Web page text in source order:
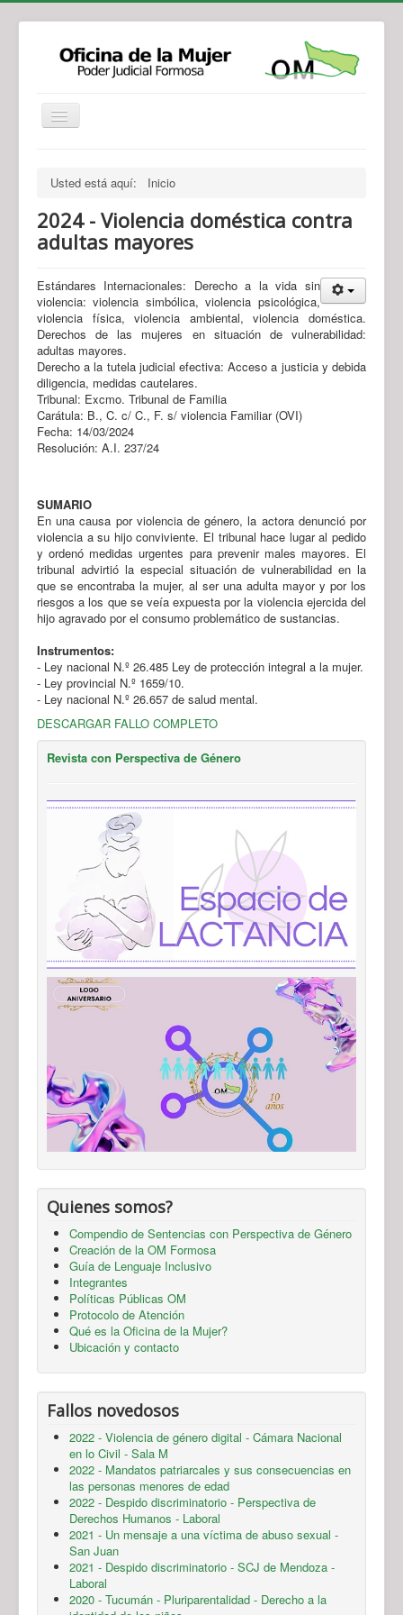
Legislación
Novedades
Recursos y Servicios de Atención
Contacto
Usted está aquí: Inicio
2024 - Violencia doméstica contra
adultas mayores
Estándares Internacionales: Derecho a la vida sin
violencia: violencia simbólica, violencia psicológica,
violencia física, violencia ambiental, violencia doméstica.
Derechos de las mujeres en situación de vulnerabilidad:
adultas mayores.
Derecho a la tutela judicial efectiva: Acceso a justicia y debida
diligencia, medidas cautelares.
Tribunal: Excmo. Tribunal de Familia
Carátula: B., C. c/ C., F. s/ violencia Familiar (OVI)
Fecha: 14/03/2024
Resolución: A.I. 237/24
SUMARIO
En una causa por violencia de género, la actora denunció por
violencia a su hijo conviviente. El tribunal hace lugar al pedido
y ordenó medidas urgentes para prevenir males mayores. El
tribunal advirtió la especial situación de vulnerabilidad en la
que se encontraba la mujer, al ser una adulta mayor y por los
riesgos a los que se veía expuesta por la violencia ejercida del
hijo agravado por el consumo problemático de sustancias.
Instrumentos:
- Ley nacional N.º 26.485 Ley de protección integral a la mujer.
- Ley provincial N.º 1659/10.
- Ley nacional N.º 26.657 de salud mental.
DESCARGAR FALLO COMPLETO
Revista con Perspectiva de Género
Quienes somos?
Compendio de Sentencias con Perspectiva de Género
Creación de la OM Formosa
Guía de Lenguaje Inclusivo
Integrantes
Políticas Públicas OM
Protocolo de Atención
Qué es la Oficina de la Mujer?
Ubicación y contacto
Fallos novedosos
2022 - Violencia de género digital - Cámara Nacional
en lo Civil - Sala M
2022 - Mandatos patriarcales y sus consecuencias en
las personas menores de edad
2022 - Despido discriminatorio - Perspectiva de
Derechos Humanos - Laboral
2021 - Un mensaje a una víctima de abuso sexual -
San Juan
2021 - Despido discriminatorio - SCJ de Mendoza -
Laboral
2020 - Tucumán - Pluriparentalidad - Derecho a la